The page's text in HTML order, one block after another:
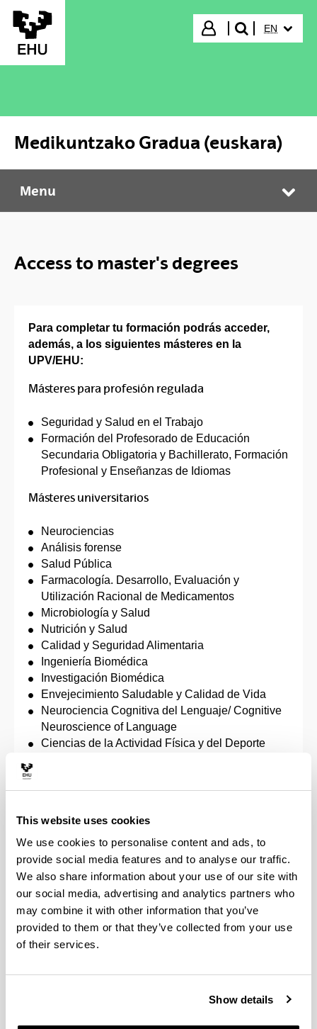
This website uses cookies
We use cookies to personalise content and ads, to
provide social media features and to analyse our traffic.
We also share information about your use of our site with
our social media, advertising and analytics partners who
may combine it with other information that you’ve
provided to them or that they’ve collected from your use
of their services.
Show details
Skip to Main Content
Login
search"
EN
Medikuntzako Gradua (euskara)
Medikuntzako Gradua (euskara)
Menu
Access to master's degrees
Para completar tu formación podrás acceder,
además, a los siguientes másteres en la
UPV/EHU:
Másteres para profesión regulada
Seguridad y Salud en el Trabajo
Formación del Profesorado de Educación
Secundaria Obligatoria y Bachillerato, Formación
Profesional y Enseñanzas de Idiomas
Másteres universitarios
Neurociencias
Análisis forense
Salud Pública
Farmacología. Desarrollo, Evaluación y
Utilización Racional de Medicamentos
Microbiología y Salud
Nutrición y Salud
Calidad y Seguridad Alimentaria
Ingeniería Biomédica
Investigación Biomédica
Envejecimiento Saludable y Calidad de Vida
Neurociencia Cognitiva del Lenguaje/ Cognitive
Neuroscience of Language
Ciencias de la Actividad Física y del Deporte
Marinos / Erasmus Mundus Master of Science in
MEREMMC-
Psicología: Individuo, Grupo, Organización y
Cultura
Desarrollo y Cooperación Internacional
Globalización y Desarrollo
Arte Contemporáneo Tecnológico y Performativo
Dirección de Proyectos
Estudios Feministas y de Género